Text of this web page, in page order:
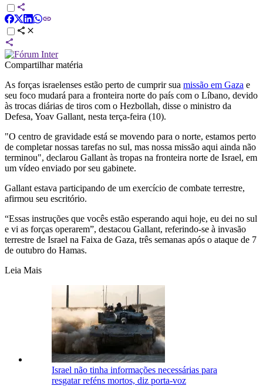
Compartilhar matéria
As forças israelenses estão perto de cumprir sua missão em Gaza e
seu foco mudará para a fronteira norte do país com o Líbano, devido
às trocas diárias de tiros com o Hezbollah, disse o ministro da
Defesa, Yoav Gallant, nesta terça-feira (10).
"O centro de gravidade está se movendo para o norte, estamos perto
de completar nossas tarefas no sul, mas nossa missão aqui ainda não
terminou", declarou Gallant às tropas na fronteira norte de Israel, em
um vídeo enviado por seu gabinete.
Gallant estava participando de um exercício de combate terrestre,
afirmou seu escritório.
“Essas instruções que vocês estão esperando aqui hoje, eu dei no sul
e vi as forças operarem”, destacou Gallant, referindo-se à invasão
terrestre de Israel na Faixa de Gaza, três semanas após o ataque de 7
de outubro do Hamas.
Leia Mais
Israel não tinha informações necessárias para
resgatar reféns mortos, diz porta-voz